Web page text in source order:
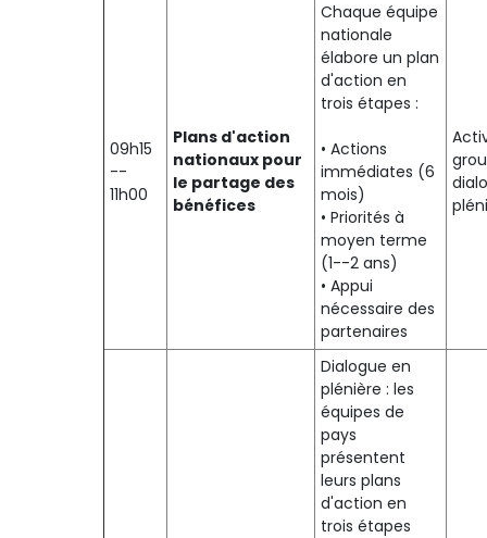
09h15
--
11h00
Plans d'action
nationaux pour
le partage des
bénéfices
Chaque équipe
nationale
élabore un plan
d'action en
trois étapes :
• Actions
immédiates (6
mois)
• Priorités à
moyen terme
(1--2 ans)
• Appui
nécessaire des
partenaires
Dialogue en
plénière : les
équipes de
pays
présentent
leurs plans
d'action en
trois étapes